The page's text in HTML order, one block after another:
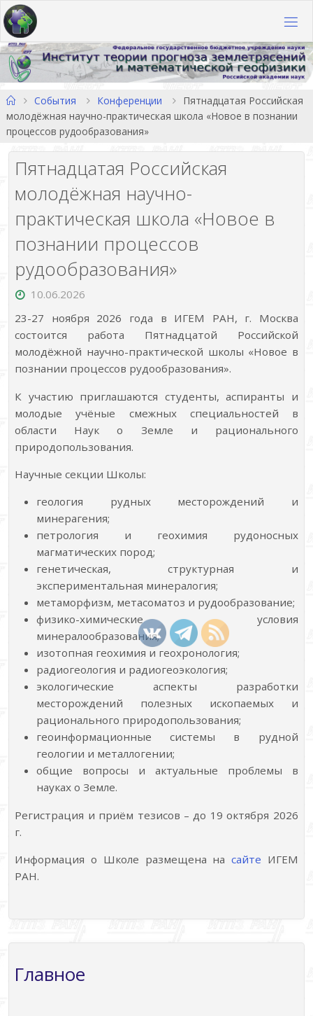
Перейти
к
содержимому
ГлавнаяСобытия Конференции
Пятнадцатая Российская
молодёжная научно-практическая школа «Новое в познании
процессов рудообразования»
Пятнадцатая Российская
молодёжная научно-
практическая школа «Новое в
познании процессов
рудообразования»
10.06.2026
23-27 ноября 2026 года в ИГЕМ РАН, г. Москва
состоится работа Пятнадцатой Российской
молодёжной научно-практической школы «Новое в
познании процессов рудообразования».
К участию приглашаются студенты, аспиранты и
молодые учёные смежных специальностей в
области Наук о Земле и рационального
природопользования.
Научные секции Школы:
геология рудных месторождений и
минерагения;
петрология и геохимия рудоносных
магматических пород;
генетическая, структурная и
экспериментальная минералогия;
метаморфизм, метасоматоз и рудообразование;
физико-химические условия
минералообразования;
изотопная геохимия и геохронология;
радиогеология и радиогеоэкология;
экологические аспекты разработки
месторождений полезных ископаемых и
рационального природопользования;
геоинформационные системы в рудной
геологии и металлогении;
общие вопросы и актуальные проблемы в
науках о Земле.
Регистрация и приём тезисов – до 19 октября 2026
г.
Информация о Школе размещена на сайте ИГЕМ
РАН.
Главное